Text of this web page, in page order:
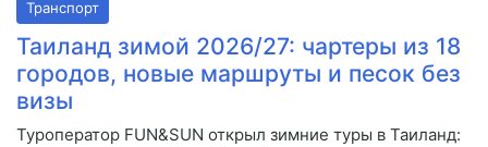
Транспорт
Таиланд зимой 2026/27: чартеры из 18
городов, новые маршруты и песок без
визы
Туроператор FUN&SUN открыл зимние туры в Таиланд: